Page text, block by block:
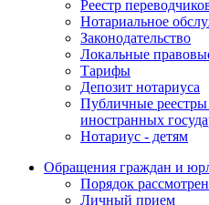
Реестр
Нотариальное
Законодательство
Локальные
Тарифы
Депозит нотариуса
Публичные
иностранных
Нотариус - детям
Обращения граждан и
Порядок
Личный прием